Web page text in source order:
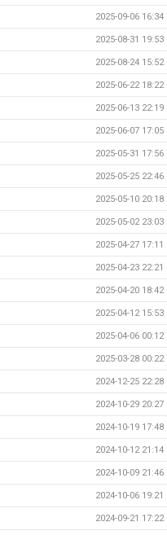
2025-09-06 16:34
2025-08-31 19:53
2025-08-24 15:52
2025-06-22 18:22
2025-06-13 22:19
2025-06-07 17:05
2025-05-31 17:56
2025-05-25 22:46
2025-05-10 20:18
2025-05-02 23:03
2025-04-27 17:11
2025-04-23 22:21
2025-04-20 18:42
2025-04-12 15:53
2025-04-06 00:12
2025-03-28 00:22
2024-12-25 22:28
2024-10-29 20:27
2024-10-19 17:48
2024-10-12 21:14
2024-10-09 21:46
2024-10-06 19:21
2024-09-21 17:22